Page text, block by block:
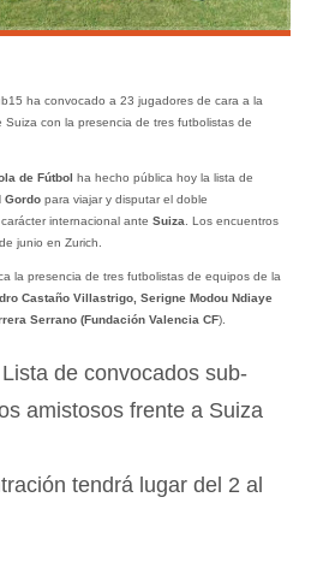
ha convocado a 23 jugadores de cara a la
con la presencia de tres futbolistas de
de Fútbol ha hecho pública hoy la lista de
Gordopara viajar y disputar el doble
internacional ante Suiza . Los encuentros
junio en Zurich.
la presencia de tres futbolistas de equipos de la
Castaño Villastrigo, Serigne Modou Ndiaye
Serrano (Fundación Valencia CF).
de convocados sub-
amistosos frente a Suiza
tendrá lugar del 2 al